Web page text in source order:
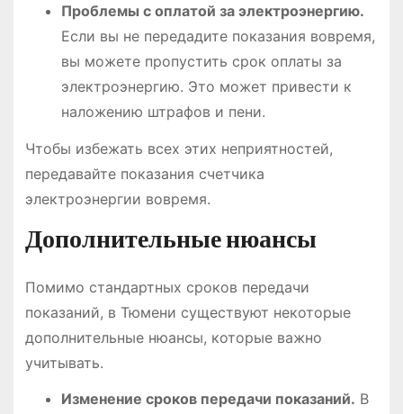
Проблемы с оплатой за электроэнергию.
Если вы не передадите показания вовремя,
вы можете пропустить срок оплаты за
электроэнергию. Это может привести к
наложению штрафов и пени.
Чтобы избежать всех этих неприятностей,
передавайте показания счетчика
электроэнергии вовремя.
Дополнительные нюансы
Помимо стандартных сроков передачи
показаний, в Тюмени существуют некоторые
дополнительные нюансы, которые важно
учитывать.
Изменение сроков передачи показаний. В